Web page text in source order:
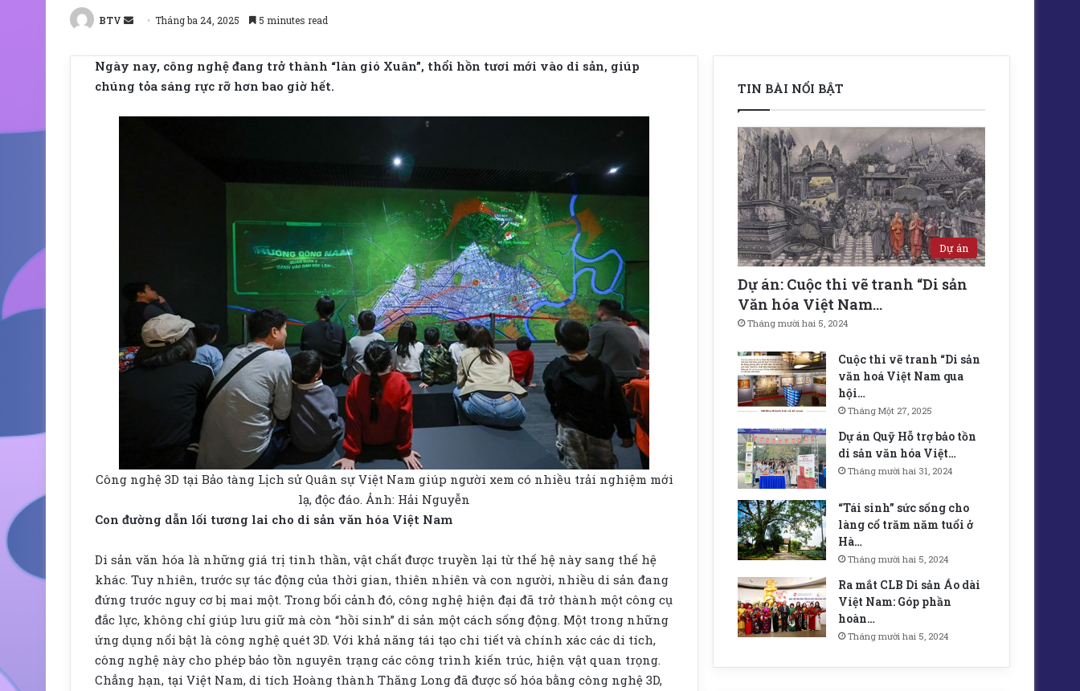
BTV
Send
email
Tháng ba 24, 2025 5 minutes read
Ngày nay, công nghệ đang trở thành “làn gió Xuân”, thổi hồn tươi mới vào di sản, giúp
chúng tỏa sáng rực rỡ hơn bao giờ hết.
Công nghệ 3D tại Bảo tàng Lịch sử Quân sự Việt Nam giúp người xem có nhiều trải nghiệm mới
lạ, độc đáo. Ảnh: Hải Nguyễn
Con đường dẫn lối tương lai cho di sản văn hóa Việt Nam
Di sản văn hóa là những giá trị tinh thần, vật chất được truyền lại từ thế hệ này sang thế hệ
khác. Tuy nhiên, trước sự tác động của thời gian, thiên nhiên và con người, nhiều di sản đang
đứng trước nguy cơ bị mai một. Trong bối cảnh đó, công nghệ hiện đại đã trở thành một công cụ
đắc lực, không chỉ giúp lưu giữ mà còn “hồi sinh” di sản một cách sống động. Một trong những
ứng dụng nổi bật là công nghệ quét 3D. Với khả năng tái tạo chi tiết và chính xác các di tích,
công nghệ này cho phép bảo tồn nguyên trạng các công trình kiến trúc, hiện vật quan trọng.
Chẳng hạn, tại Việt Nam, di tích Hoàng thành Thăng Long đã được số hóa bằng công nghệ 3D,
TIN BÀI NỔI BẬT
Dự án
Dự án: Cuộc thi vẽ tranh “Di sản
Văn hóa Việt Nam…
Tháng mười hai 5, 2024
Cuộc thi vẽ tranh “Di sản
văn hoá Việt Nam qua
hội…
Tháng Một 27, 2025
Dự án Quỹ Hỗ trợ bảo tồn
di sản văn hóa Việt…
Tháng mười hai 31, 2024
“Tái sinh” sức sống cho
làng cổ trăm năm tuổi ở
Hà…
Tháng mười hai 5, 2024
Ra mắt CLB Di sản Áo dài
Việt Nam: Góp phần
hoàn…
Tháng mười hai 5, 2024